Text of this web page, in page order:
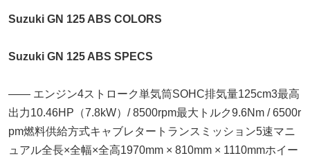
Suzuki GN 125 ABS COLORS
Suzuki GN 125 ABS SPECS
―― エンジン4ストローク単気筒SOHC排気量125cm3最高
出力10.46HP（7.8kW）/ 8500rpm最大トルク9.6Nm / 6500r
pm燃料供給方式キャブレタートランスミッション5速マニ
ュアル全長×全幅×全高1970mm × 810mm × 1110mmホイー